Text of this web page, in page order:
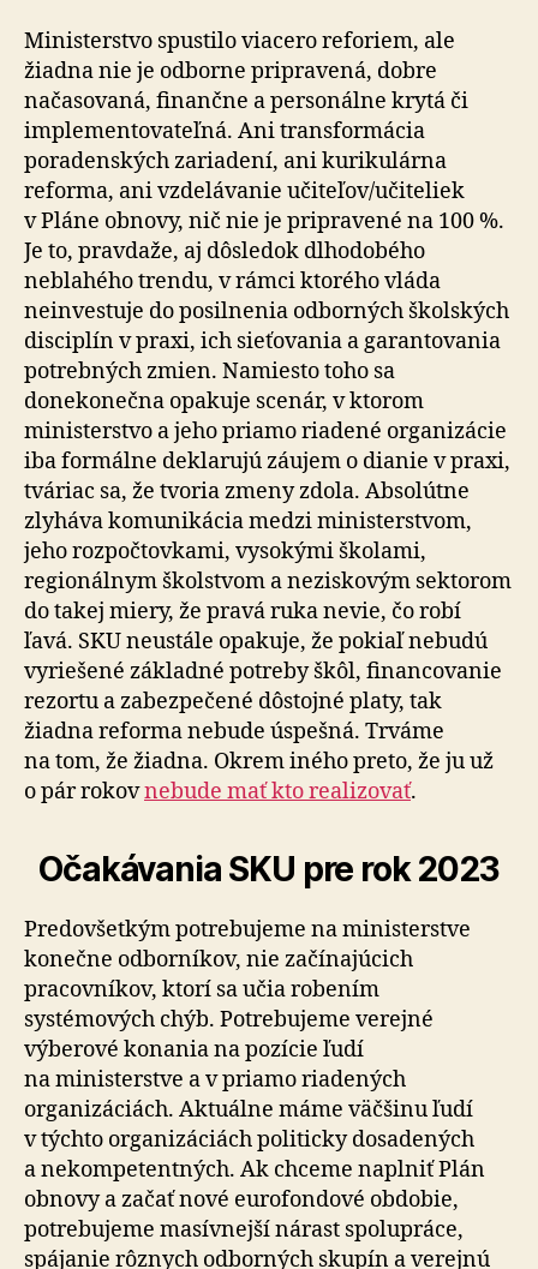
Ministerstvo spustilo viacero reforiem, ale
žiadna nie je odborne pripravená, dobre
načasovaná, finančne a personálne krytá či
implementovateľná. Ani transformácia
poradenských zariadení, ani kurikulárna
reforma, ani vzdelávanie učiteľov/učiteliek
v Pláne obnovy, nič nie je pripravené na 100 %.
Je to, pravdaže, aj dôsledok dlhodobého
neblahého trendu, v rámci ktorého vláda
neinvestuje do posilnenia odborných školských
disciplín v praxi, ich sieťovania a garantovania
potrebných zmien. Namiesto toho sa
donekonečna opakuje scenár, v ktorom
ministerstvo a jeho priamo riadené organizácie
iba formálne deklarujú záujem o dianie v praxi,
tváriac sa, že tvoria zmeny zdola. Absolútne
zlyháva komunikácia medzi ministerstvom,
jeho rozpočtovkami, vysokými školami,
regionálnym školstvom a neziskovým sektorom
do takej miery, že pravá ruka nevie, čo robí
ľavá. SKU neustále opakuje, že pokiaľ nebudú
vyriešené základné potreby škôl, financovanie
rezortu a zabezpečené dôstojné platy, tak
žiadna reforma nebude úspešná. Trváme
na tom, že žiadna. Okrem iného preto, že ju už
o pár rokovnebude mať kto realizovať.
Očakávania SKU pre rok 2023
Predovšetkým potrebujeme na ministerstve
konečne odborníkov, nie začínajúcich
pracovníkov, ktorí sa učia robením
systémových chýb. Potrebujeme verejné
výberové konania na pozície ľudí
na ministerstve a v priamo riadených
organizáciách. Aktuálne máme väčšinu ľudí
v týchto organizáciách politicky dosadených
a nekompetentných. Ak chceme naplniť Plán
obnovy a začať nové eurofondové obdobie,
potrebujeme masívnejší nárast spolupráce,
spájanie rôznych odborných skupín a verejnú